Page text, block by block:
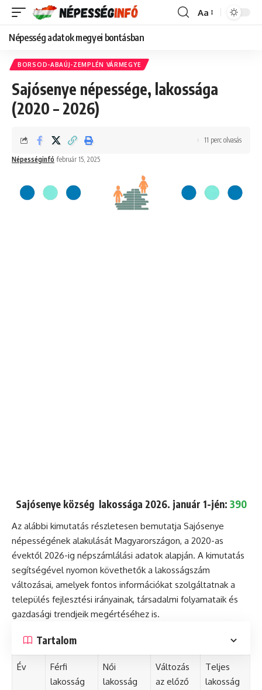
Font
Aa
Népesség adatok megyei bontásban
BORSOD-ABAÚJ-ZEMPLÉN VÁRMEGYE
Sajósenye népessége, lakossága
(2020 – 2026)
Népességinfó február 15, 2025
11 perc olvasás
Sajósenye község lakossága 2026. január 1-jén: 390
Az alábbi kimutatás részletesen bemutatja Sajósenye
népességének alakulását Magyarországon, a 2020-as
évektől 2026-ig népszámlálási adatok alapján. A kimutatás
segítségével nyomon követhetők a lakosságszám
változásai, amelyek fontos információkat szolgáltatnak a
település fejlesztési irányainak, társadalmi folyamataik és
gazdasági trendjeik megértéséhez is.
Tartalom
Év
Férfi
lakosság
Női
lakosság
Változás
az előző
Teljes
lakosság